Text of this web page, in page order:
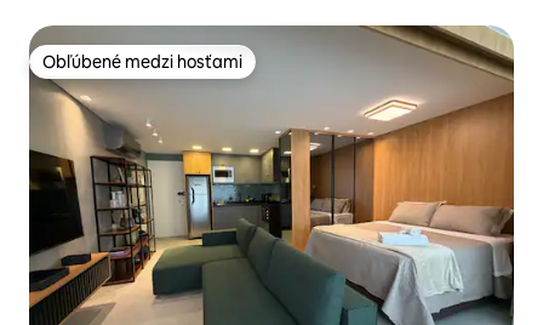
Obľúbené medzi hosťami
Obľúbené medzi hosťami